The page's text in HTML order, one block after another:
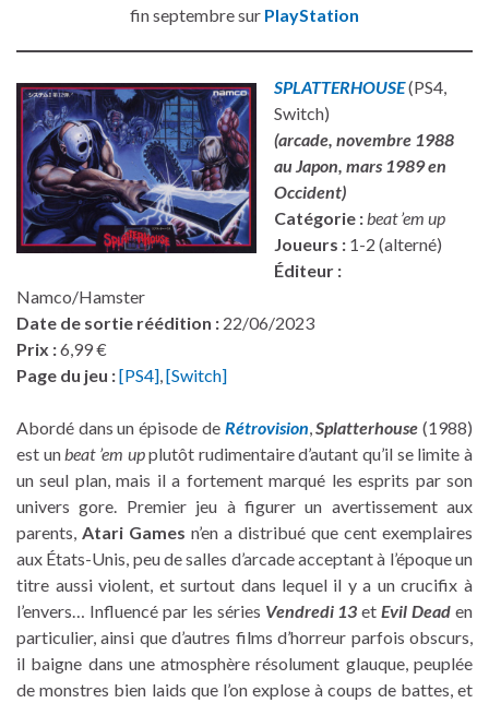
fin septembre sur PlayStation
SPLATTERHOUSE(PS4,
Switch)
(arcade, novembre 1988
au Japon, mars 1989 en
Occident)
Catégorie :beat ’em up
Joueurs : 1-2 (alterné)
Éditeur :
Namco/Hamster
Date de sortie réédition : 22/06/2023
Prix :6,99 €
Page du jeu :[PS4],[Switch]
Abordé dans un épisode de Rétrovision,Splatterhouse (1988)
est unbeat ’em upplutôt rudimentaire d’autant qu’il se limite à
un seul plan, mais il a fortement marqué les esprits par son
univers gore. Premier jeu à figurer un avertissement aux
parents, Atari Games n’en a distribué que cent exemplaires
aux États-Unis, peu de salles d’arcade acceptant à l’époque un
titre aussi violent, et surtout dans lequel il y a un crucifix à
l’envers… Influencé par les séries Vendredi 13 etEvil Dead en
particulier, ainsi que d’autres films d’horreur parfois obscurs,
il baigne dans une atmosphère résolument glauque, peuplée
de monstres bien laids que l’on explose à coups de battes, et